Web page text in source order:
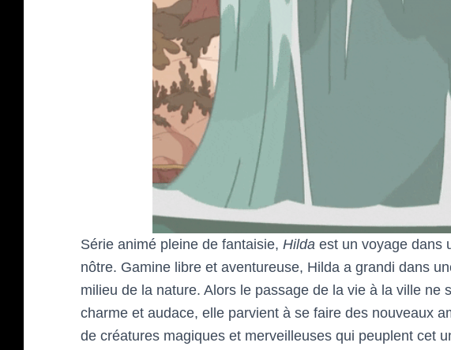
Série animé pleine de fantaisie, Hilda est un voyage dans
nôtre. Gamine libre et aventureuse, Hilda a grandi dans
milieu de la nature. Alors le passage de la vie à la ville ne
charme et audace, elle parvient à se faire des nouveaux
de créatures magiques et merveilleuses qui peuplent cet